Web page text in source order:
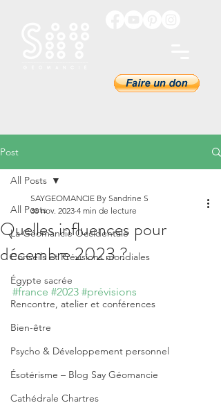
Post
All Posts
La Géomancie Occidentale
Conseils et Prévisions mondiales
Égypte sacrée
Rencontre, atelier et conférences
Bien-être
Psycho & Développement personnel
Ésotérisme – Blog Say Géomancie
Cathédrale Chartres
All Posts
Quelles influences pour
décembre 2023 ?
SAYGEOMANCIE By Sandrine S
30 nov. 2023 4 min de lecture
#france #2023 #prévisions